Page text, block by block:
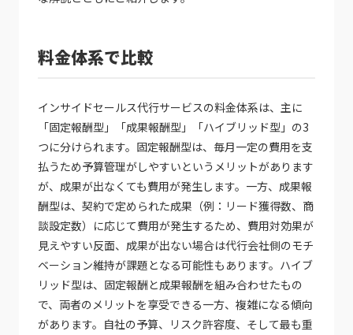
料金体系で比較
インサイドセールス代行サービスの料金体系は、主に
「固定報酬型」「成果報酬型」「ハイブリッド型」の3
つに分けられます。固定報酬型は、毎月一定の費用を支
払うため予算管理がしやすいというメリットがあります
が、成果が出なくても費用が発生します。一方、成果報
酬型は、契約で定められた成果（例：リード獲得数、商
談設定数）に応じて費用が発生するため、費用対効果が
見えやすい反面、成果が出ない場合は代行会社側のモチ
ベーション維持が課題となる可能性もあります。ハイブ
リッド型は、固定報酬と成果報酬を組み合わせたもの
で、両者のメリットを享受できる一方、複雑になる傾向
があります。自社の予算、リスク許容度、そして最も重